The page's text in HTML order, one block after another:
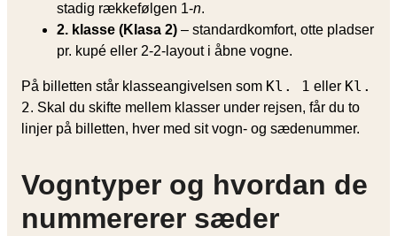
stadig rækkefølgen 1-n.
2. klasse (Klasa 2) – standardkomfort, otte pladser
pr. kupé eller 2-2-layout i åbne vogne.
På billetten står klasseangivelsen som Kl. 1 eller Kl.
2. Skal du skifte mellem klasser under rejsen, får du to
linjer på billetten, hver med sit vogn- og sædenummer.
Vogntyper og hvordan de
nummererer sæder